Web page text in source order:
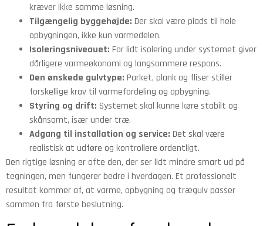
kræver ikke samme løsning.
Tilgængelig byggehøjde: Der skal være plads til hele
opbygningen, ikke kun varmedelen.
Isoleringsniveauet: For lidt isolering under systemet giver
dårligere varmeøkonomi og langsommere respons.
Den ønskede gulvtype: Parket, plank og fliser stiller
forskellige krav til varmefordeling og opbygning.
Styring og drift: Systemet skal kunne køre stabilt og
skånsomt, især under træ.
Adgang til installation og service: Det skal være
realistisk at udføre og kontrollere ordentligt.
Den rigtige løsning er ofte den, der ser lidt mindre smart ud på
tegningen, men fungerer bedre i hverdagen. Et professionelt
resultat kommer af, at varme, opbygning og trægulv passer
sammen fra første beslutning.